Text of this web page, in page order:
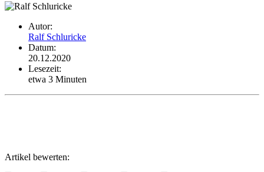
Autor:
Ralf Schluricke
Datum:
20.12.2020
Lesezeit:
etwa 3 Minuten
Artikel bewerten: